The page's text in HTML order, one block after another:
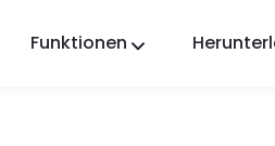
Funktionen